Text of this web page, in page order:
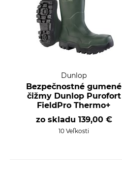
Dunlop
Bezpečnostné gumené
čižmy Dunlop Purofort
FieldPro Thermo+
zo skladu 139,00 €
10 Veľkosti